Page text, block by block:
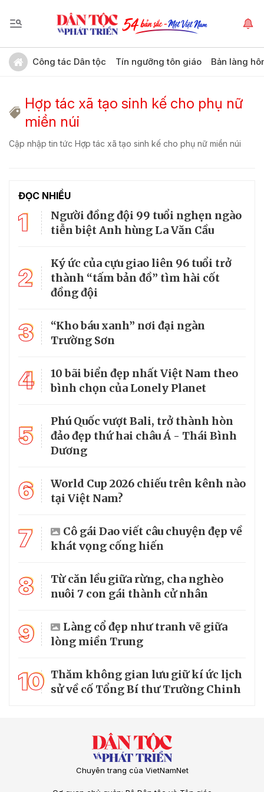
Công tác Dân tộc Tín ngưỡng tôn giáo Bản làng
Hợp tác xã tạo sinh kế cho phụ nữ
miền núi
Cập nhập tin tức Hợp tác xã tạo sinh kế cho phụ nữ miền núi
ĐỌC NHIỀU
1
Người đồng đội 99 tuổi nghẹn ngào
tiễn biệt Anh hùng La Văn Cầu
2
Ký ức của cựu giao liên 96 tuổi trở
thành “tấm bản đồ” tìm hài cốt
đồng đội
3
“Kho báu xanh” nơi đại ngàn
Trường Sơn
4
10 bãi biển đẹp nhất Việt Nam theo
bình chọn của Lonely Planet
5
Phú Quốc vượt Bali, trở thành hòn
đảo đẹp thứ hai châu Á - Thái Bình
Dương
6
World Cup 2026 chiếu trên kênh nào
tại Việt Nam?
7
Cô gái Dao viết câu chuyện đẹp về
khát vọng cống hiến
8
Từ căn lều giữa rừng, cha nghèo
nuôi 7 con gái thành cử nhân
9
Làng cổ đẹp như tranh vẽ giữa
lòng miền Trung
10 Thăm không gian lưu giữ kí ức lịch
sử về cố Tổng Bí thư Trường Chinh
Chuyên trang của VietNamNet